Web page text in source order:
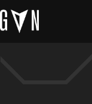
para
o
conteúdo